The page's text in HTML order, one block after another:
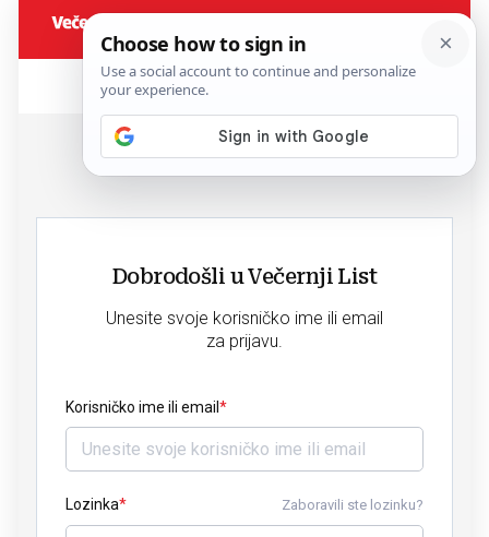
Dobrodošli u Večernji List
Unesite svoje korisničko ime ili email
za prijavu.
Korisničko ime ili email
Lozinka Zaboravili ste lozinku?